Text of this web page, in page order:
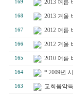
169 2013 여름
168 2013 겨울
167 2012 여름
166 2012 겨울
165 2010 여름
164 * 2009년
163 교회음악